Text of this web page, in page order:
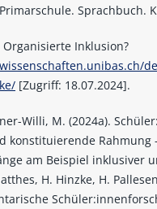
Sprachbuch.
Organisierte Inklusion?
[Zugriff: 18.07.2024].
Willi, M. (2024a).
konstituierende
am Beispiel inklusiver
H. Hinzke, H.